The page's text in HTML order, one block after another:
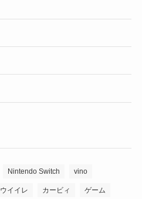
Nintendo Switch vino
ウイイレ カービィ ゲーム